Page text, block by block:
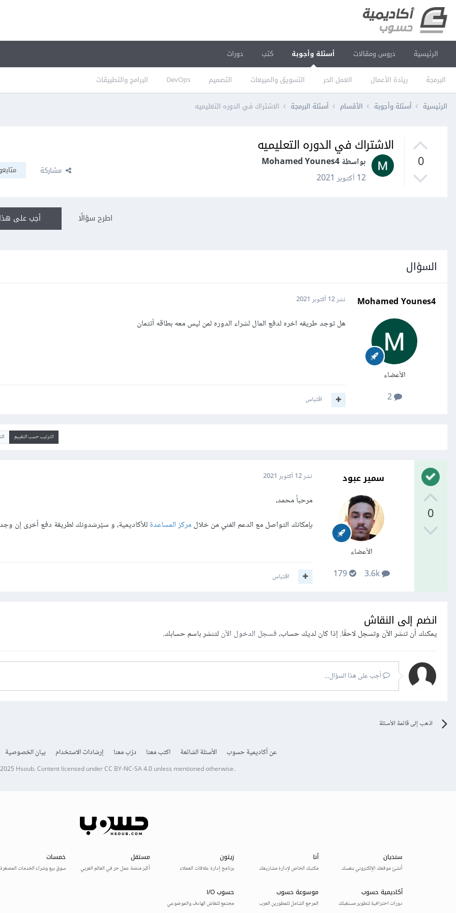
الرئيسية دروس ومقالات أسئلة وأجوبة
البرمجة ريادة الأعمال العمل الحر التسويق والمبيعات التصميم DevOps البرامج والتطبيقات
كتب دورات
الرئيسية أسئلة وأجوبة الأقسام أسئلة البرمجة الاشتراك في الدوره التعليميه
0
الاشتراك في الدوره التعليميه
بواسطة Mohamed Younes4
12 أكتوبر 2021
مشاركة
أجب على اطرح سؤالًا
السؤال
Mohamed Younes4
الأعضاء
2
نشر12 أكتوبر 2021
هل توجد طريقه اخره لدفع المال لشراء الدوره لمن ليس معه بطاقه أئتمان
اقتباس
الترتيب حسب التقييم
0
سمير عبود
الأعضاء
3.6k
179
نشر12 أكتوبر 2021
مرحباً محمد،
بإمكانك التواصل مع الدعم الفني من خلالمركز المساعدةللأكاديمية، و سيُرشدونك لطريقة دفع أخرى إن
اقتباس
انضم إلى النقاش
يمكنك أن تنشر الآن وتسجل لاحقًا. إذا كان لديك حساب،فسجل الدخول الآنلتنشر باسم حسابك.
أجب على هذا السؤال...
اذهب إلى قائمة الأسئلة
عن أكاديمية حسوب الأسئلة الشائعة اكتب معنا درّب معنا إرشادات الاستخدام بيان الخصوصية
Hsoub.Content licensed underCC BY-NC-SA 4.0unless mentioned otherwise.